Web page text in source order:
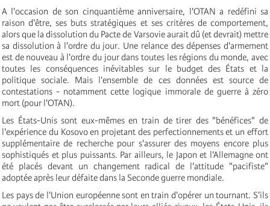
A l'occasion de son cinquantième anniversaire, l'OTAN a redéfini sa
raison d'être, ses buts stratégiques et ses critères de comportement,
alors que la dissolution du Pacte de Varsovie aurait dû (et devrait) mettre
sa dissolution à l'ordre du jour. Une relance des dépenses d'armement
est de nouveau à l'ordre du jour dans toutes les régions du monde, avec
toutes les conséquences inévitables sur le budget des États et la
politique sociale. Mais l'ensemble de ces données est source de
contestations - notamment cette logique immorale de guerre à zéro
mort (pour l'OTAN).
Les États-Unis sont eux-mêmes en train de tirer des "bénéfices" de
l'expérience du Kosovo en projetant des perfectionnements et un effort
supplémentaire de recherche pour s'assurer des moyens encore plus
sophistiqués et plus puissants. Par ailleurs, le Japon et l'Allemagne ont
été placés devant un changement radical de l'attitude "pacifiste"
adoptée après leur défaite dans la Seconde guerre mondiale.
Les pays de l'Union européenne sont en train d'opérer un tournant. S'ils